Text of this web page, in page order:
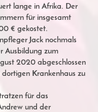
lange in Afrika. Der
für insgesamt
€ gekostet.
Jack nochmals
Ausbildung zum
2020 abgeschlossen
Krankenhaus zu
für das
und der